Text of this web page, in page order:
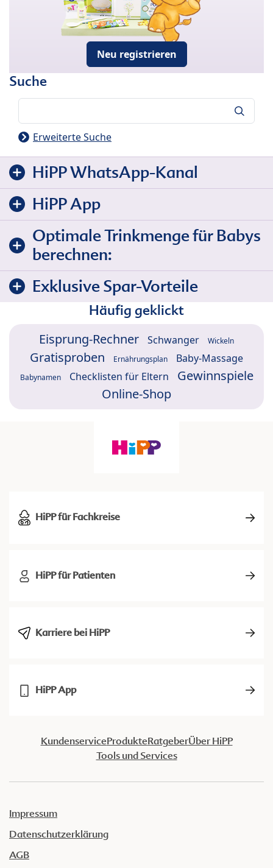
Neu registrieren
Suche
Erweiterte Suche
HiPP WhatsApp-Kanal
HiPP App
Optimale Trinkmenge für Babys
berechnen:
Exklusive Spar-Vorteile
Häufig geklickt
Eisprung-Rechner Schwanger Wickeln
Gratisproben Ernährungsplan Baby-Massage
Babynamen Checklisten für Eltern
Gewinnspiele
Online-Shop
HiPP für Fachkreise
HiPP für Patienten
Karriere bei HiPP
HiPP App
KundenserviceProdukteRatgeberÜber HiPP
Tools und Services
Impressum
Datenschutzerklärung
AGB